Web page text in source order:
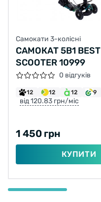
Самокати 3-колісні
САМОКАТ 5В1 BEST
SCOOTER 10999
0 відгуків
12 12 12 9
від 120.83 грн/міс
1 450 грн
КУПИТИ